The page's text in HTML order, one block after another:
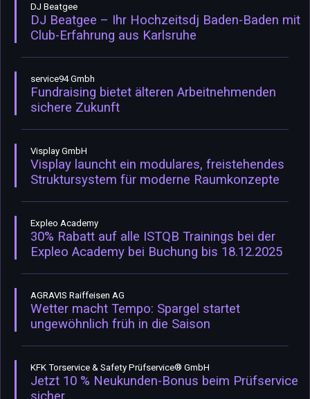
DJ Beatgee
DJ Beatgee – Ihr Hochzeitsdj Baden-Baden mit
Club-Erfahrung aus Karlsruhe
service94 Gmbh
Fundraising bietet älteren Arbeitnehmenden
sichere Zukunft
Visplay GmbH
Visplay launcht ein modulares, freistehendes
Struktursystem für moderne Raumkonzepte
Expleo Academy
30% Rabatt auf alle ISTQB Trainings bei der
Expleo Academy bei Buchung bis 18.12.2025
AGRAVIS Raiffeisen AG
Wetter macht Tempo: Spargel startet
ungewöhnlich früh in die Saison
KFK Torservice & Safety Prüfservice® GmbH
Jetzt 10 % Neukunden-Bonus beim Prüfservice